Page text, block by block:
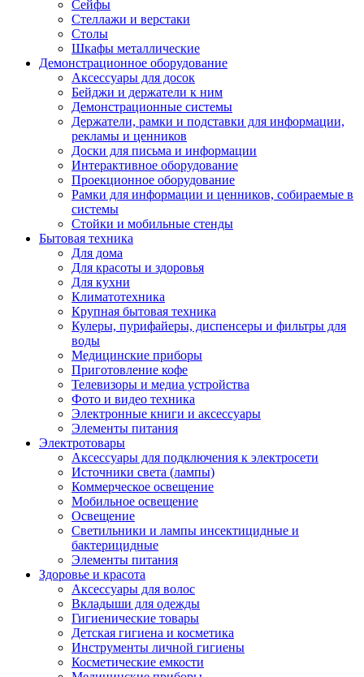
Сейфы
Стеллажи и верстаки
Столы
Шкафы металлические
Демонстрационное оборудование
Аксессуары для досок
Бейджи и держатели к ним
Демонстрационные системы
Держатели, рамки и подставки для информации,
рекламы и ценников
Доски для письма и информации
Интерактивное оборудование
Проекционное оборудование
Рамки для информации и ценников, собираемые в
системы
Стойки и мобильные стенды
Бытовая техника
Для дома
Для красоты и здоровья
Для кухни
Климатотехника
Крупная бытовая техника
Кулеры, пурифайеры, диспенсеры и фильтры для
воды
Медицинские приборы
Приготовление кофе
Телевизоры и медиа устройства
Фото и видео техника
Электронные книги и аксессуары
Элементы питания
Электротовары
Аксессуары для подключения к электросети
Источники света (лампы)
Коммерческое освещение
Мобильное освещение
Освещение
Светильники и лампы инсектицидные и
бактерицидные
Элементы питания
Здоровье и красота
Аксессуары для волос
Вкладыши для одежды
Гигиенические товары
Детская гигиена и косметика
Инструменты личной гигиены
Косметические емкости